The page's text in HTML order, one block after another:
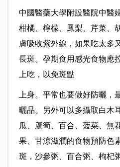
中國醫藥大學附設醫院中醫
柑橘、檸檬、鳳梨、芹菜、
膚吸收紫外線，如果吃太多
長斑。孕期食用感光食物應
上吃，以免斑點
上身。平常也要做好防曬，
曬品。另外可以多攝取白木
瓜、蘆筍、百合、菠菜、無
果、甘涼滋潤的食物預防色
斑，沙參粥、百合粥、枸杞